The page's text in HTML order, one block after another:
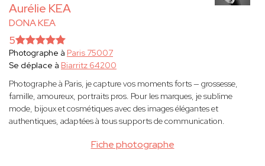
Aurélie KEA
DONA KEA
Fiche photographe
5
Photographe à Paris 75007
Se déplace à Biarritz 64200
Photographe à Paris, je capture vos moments forts — grossesse,
famille, amoureux, portraits pros. Pour les marques, je sublime
mode, bijoux et cosmétiques avec des images élégantes et
authentiques, adaptées à tous supports de communication.